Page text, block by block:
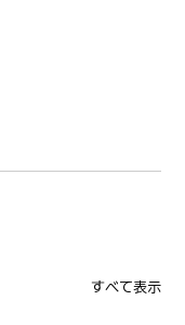
すべて表示